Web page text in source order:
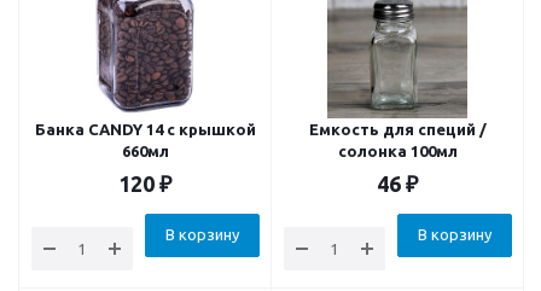
Банка CANDY 14 с крышкой
660мл
120 ₽
В корзину
Емкость для специй /
солонка 100мл
46 ₽
В корзину